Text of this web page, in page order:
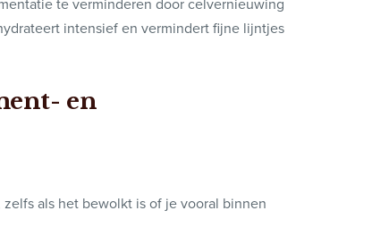
intensief en vermindert fijne lijntjes
en
als het bewolkt is of je vooral binnen